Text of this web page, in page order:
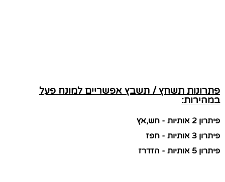
פתרונות תשחץ / תשבץ אפשריים למונח פעל
במהירות:
פיתרון 2 אותיות - חש,אץ
פיתרון 3 אותיות - חפז
פיתרון 5 אותיות - הזדרז